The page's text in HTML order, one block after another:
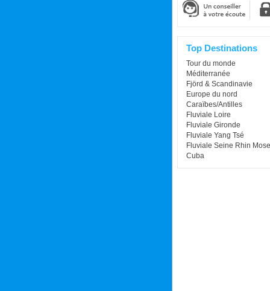
Top Destinations
Tour du monde
Méditerranée
Fjörd & Scandinavie
Europe du nord
Caraïbes/Antilles
Fluviale Loire
Fluviale Gironde
Fluviale Yang Tsé
Fluviale Seine Rhin
Cuba